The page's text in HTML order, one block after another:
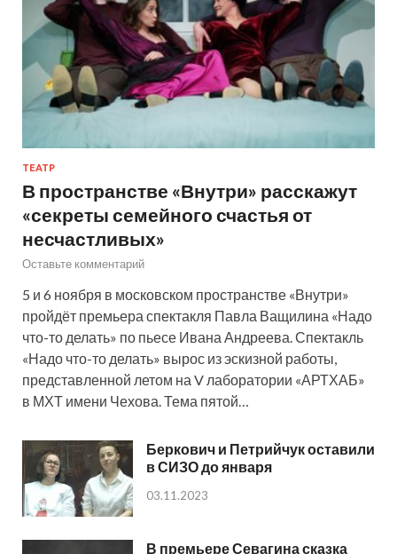
ТЕАТР
В пространстве «Внутри» расскажут
«секреты семейного счастья от
несчастливых»
Оставьте комментарий
5 и 6 ноября в московском пространстве «Внутри»
пройдёт премьера спектакля Павла Ващилина «Надо
что-то делать» по пьесе Ивана Андреева. Спектакль
«Надо что-то делать» вырос из эскизной работы,
представленной летом на V лаборатории «АРТХАБ»
в МХТ имени Чехова. Тема пятой…
Беркович и Петрийчук оставили
в СИЗО до января
03.11.2023
В премьере Севагина сказка